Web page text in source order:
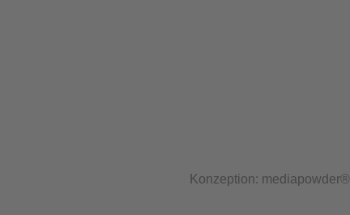
Konzeption: mediapowder®